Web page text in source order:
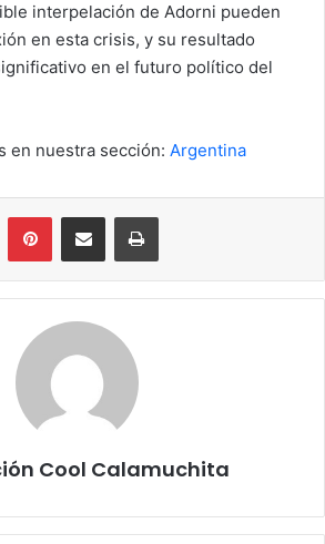
interpelación de Adorni pueden
en esta crisis, y su resultado
en el futuro político del
en nuestra sección: Argentina
PinterestCompartir por correo electrónicoImprimir
Cool Calamuchita